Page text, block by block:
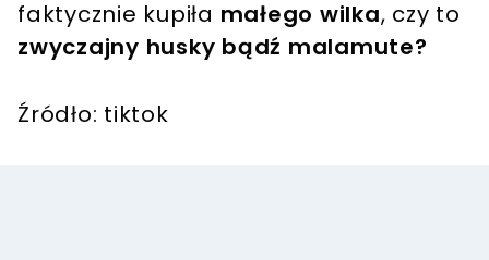
faktycznie kupiła małego wilka, czy to
zwyczajny husky bądź malamute?
Źródło: tiktok